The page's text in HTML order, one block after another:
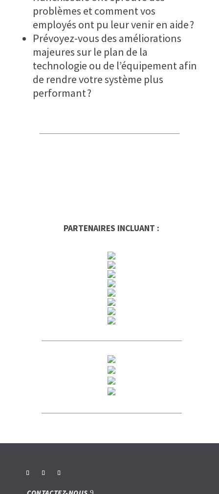
problèmes et comment vos
employés ont pu leur venir en aide ?
Prévoyez-vous des améliorations
majeures sur le plan de la
technologie ou de l’équipement afin
de rendre votre système plus
performant ?
PARTENAIRES INCLUANT :